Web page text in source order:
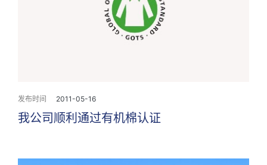
发布时间 2011-05-16
我公司顺利通过有机棉认证